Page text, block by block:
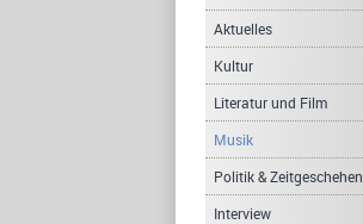
Aktuelles
Kultur
Literatur und Film
Musik
Politik & Zeitgeschehen
Interview